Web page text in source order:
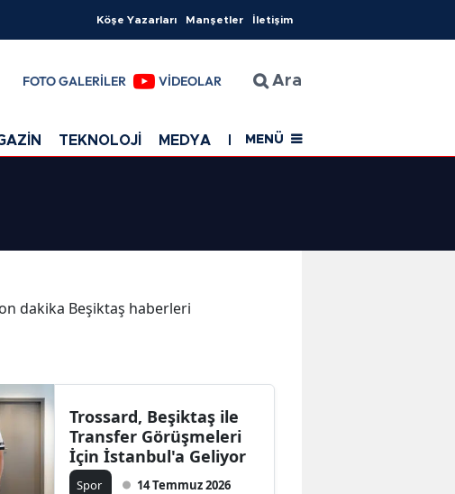
Köşe Yazarları Manşetler İletişim
FOTO GALERİLER VİDEOLAR Ara
TEKNOLOJİ MEDYA EĞİTİM SAĞLIK
MENÜ
dakika Beşiktaş haberleri
Trossard, Beşiktaş ile
Transfer Görüşmeleri
İçin İstanbul'a Geliyor
Spor 14 Temmuz 2026